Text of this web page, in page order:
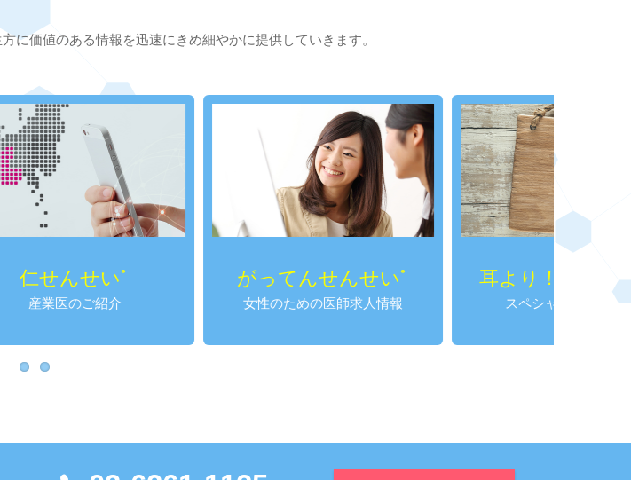
に価値のある情報を迅速にきめ細やかに提供していきます。
がってんせんせい®
女性のための医師求人情報
耳より！SPかわら版
スペシャルプログラム